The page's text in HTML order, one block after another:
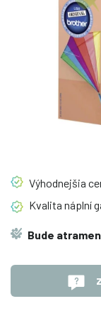
Výhodnejšia
Kvalita náplní
Bude